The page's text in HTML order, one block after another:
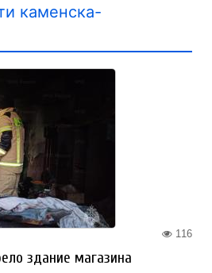
каменска-
116
здание магазина